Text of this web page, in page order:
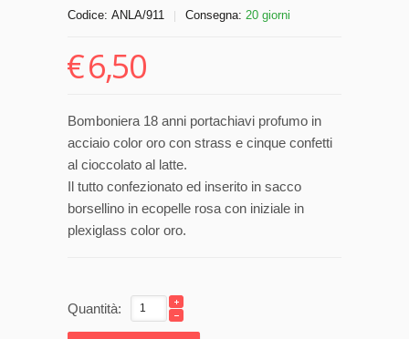
Codice: ANLA/911 Consegna: 20 giorni
€6,50
Bomboniera 18 anni portachiavi profumo in
acciaio color oro con strass e cinque confetti
al cioccolato al latte.
Il tutto confezionato ed inserito in sacco
borsellino in ecopelle rosa con iniziale in
plexiglass color oro.
Quantità: